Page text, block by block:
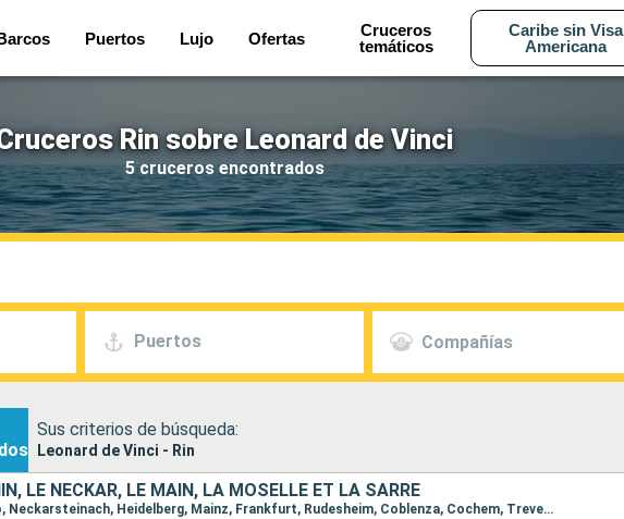
Puertos Lujo Ofertas
Cruceros
temáticos
Caribe sin Visa
Americana
Rin sobre Leonard de Vinci
5 cruceros encontrados
Puertos Compañías
Sus criterios de búsqueda:
Leonard de Vinci - Rin
LE NECKAR, LE MAIN, LA MOSELLE ET LA SARRE
Itinerario : Estrasburgo, Neckarsteinach, Heidelberg, Mainz, Frankfurt, Rudesheim, Coblenza, Cochem, Treveris, Saarburg, Remich, Luxembourg City, Remich